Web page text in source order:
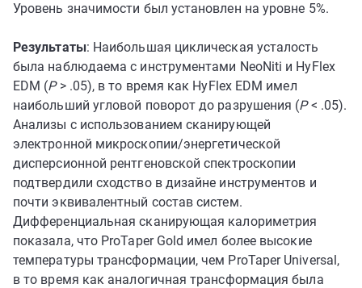
Уровень значимости был установлен на уровне 5%.
Результаты: Наибольшая циклическая усталость
была наблюдаема с инструментами NeoNiti и HyFlex
EDM (P > .05), в то время как HyFlex EDM имел
наибольший угловой поворот до разрушения (P< .05).
Анализы с использованием сканирующей
электронной микроскопии/энергетической
дисперсионной рентгеновской спектроскопии
подтвердили сходство в дизайне инструментов и
почти эквивалентный состав систем.
Дифференциальная сканирующая калориметрия
показала, что ProTaper Gold имел более высокие
температуры трансформации, чем ProTaper Universal,
в то время как аналогичная трансформация была